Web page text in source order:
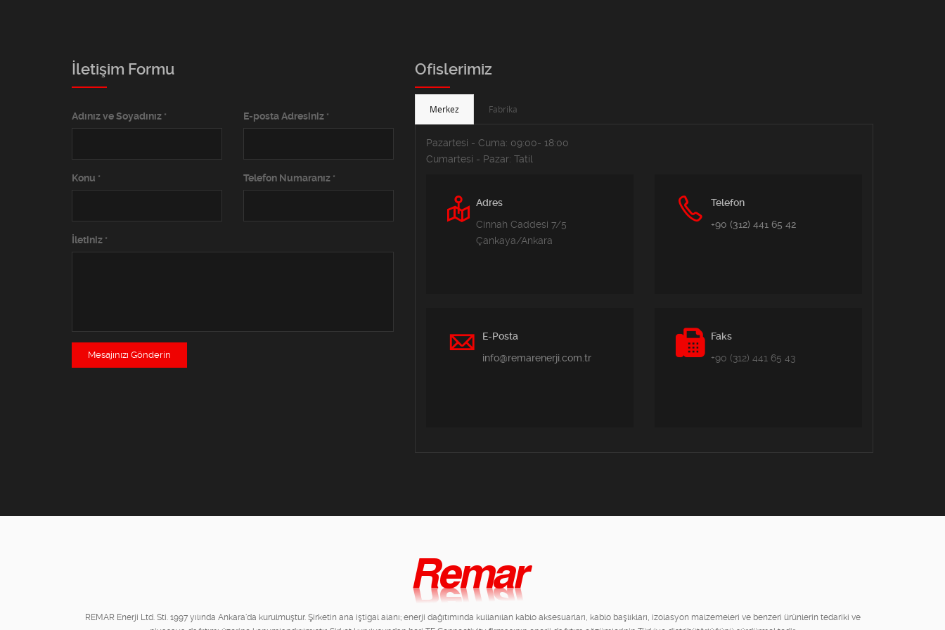
İletişim Formu
Adınız ve Soyadınız * E-posta Adresiniz *
Konu * Telefon Numaranız *
İletiniz *
Mesajınızı Gönderin
Ofislerimiz
Merkez Fabrika
Pazartesi - Cuma: 09:00- 18:00
Cumartesi - Pazar: Tatil
Adres
Cinnah Caddesi 7/5
Çankaya/Ankara
Telefon
+90 (312) 441 65 42
E-Posta
info@remarenerji.com.tr
Faks
+90 (312) 441 65 43
REMAR Enerji Ltd. Sti. 1997 yılında Ankara'da kurulmuştur. Şirketin ana iştigal alanı; enerji dağıtımında kullanılan kablo aksesuarları, kablo başlıkları, izolasyon malzemeleri ve benzeri ürünlerin tedariki ve